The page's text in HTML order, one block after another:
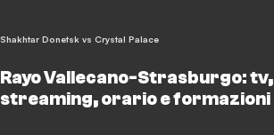
Shakhtar Donetsk vs Crystal Palace
Rayo Vallecano-Strasburgo: tv,
streaming, orario e formazioni